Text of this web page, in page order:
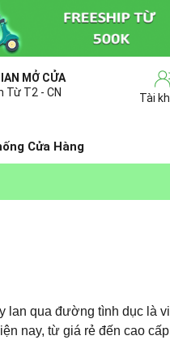
MỞ CỬA
Từ T2 - CN
Tài
Cửa Hàng
lan qua đường tình dục là
nay, từ giá rẻ đến cao